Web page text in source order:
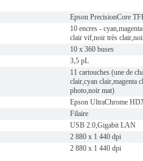
Epson PrecisionCore
10 encres -
clair vif,noir très
10 x 360 buses
3,5 pL
11 cartouches (une de
clair,cyan clair,magenta
photo,noir mat)
Epson UltraChrome
Filaire
USB 2.0,Gigabit LAN
2 880 x 1 440 dpi
2 880 x 1 440 dpi